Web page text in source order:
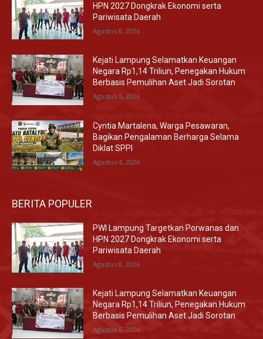
HPN 2027 Dongkrak Ekonomi serta
Pariwisata Daerah
Agustus 8, 2026
Kejati Lampung Selamatkan Keuangan
Negara Rp1,14 Triliun, Penegakan Hukum
Berbasis Pemulihan Aset Jadi Sorotan
Agustus 5, 2026
Cyntia Martalena, Warga Pesawaran,
Bagikan Pengalaman Berharga Selama
Diklat SPPI
Agustus 4, 2026
BERITA POPULER
PWI Lampung Targetkan Porwanas dan
HPN 2027 Dongkrak Ekonomi serta
Pariwisata Daerah
Agustus 8, 2026
Kejati Lampung Selamatkan Keuangan
Negara Rp1,14 Triliun, Penegakan Hukum
Berbasis Pemulihan Aset Jadi Sorotan
Agustus 5, 2026